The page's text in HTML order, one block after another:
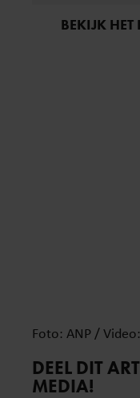
BEKIJK
Foto: ANP /
DEEL DIT
MEDIA!